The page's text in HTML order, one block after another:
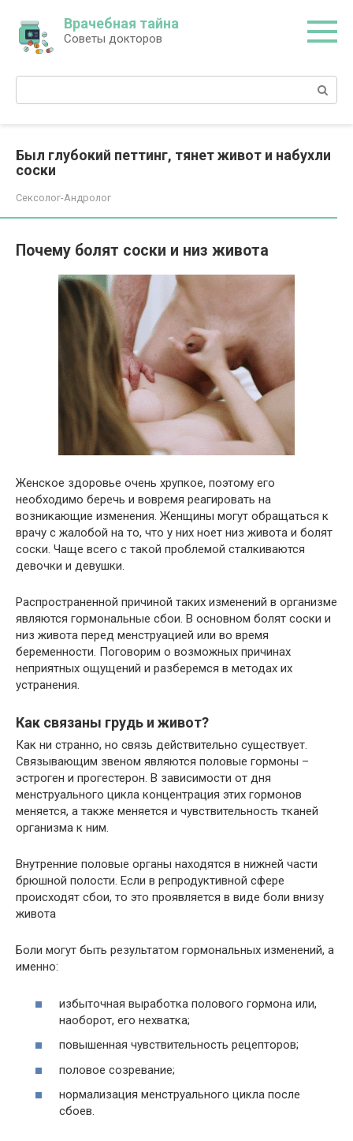
контенту
Врачебная тайна
Советы докторов
Поиск:
Был глубокий петтинг, тянет живот и набухли
соски
Сексолог-Андролог
Почему болят соски и низ живота
Женское здоровье очень хрупкое, поэтому его
необходимо беречь и вовремя реагировать на
возникающие изменения. Женщины могут обращаться к
врачу с жалобой на то, что у них ноет низ живота и болят
соски. Чаще всего с такой проблемой сталкиваются
девочки и девушки.
Распространенной причиной таких изменений в организме
являются гормональные сбои. В основном болят соски и
низ живота перед менструацией или во время
беременности. Поговорим о возможных причинах
неприятных ощущений и разберемся в методах их
устранения.
Как связаны грудь и живот?
Как ни странно, но связь действительно существует.
Связывающим звеном являются половые гормоны –
эстроген и прогестерон. В зависимости от дня
менструального цикла концентрация этих гормонов
меняется, а также меняется и чувствительность тканей
организма к ним.
Внутренние половые органы находятся в нижней части
брюшной полости. Если в репродуктивной сфере
происходят сбои, то это проявляется в виде боли внизу
живота
Боли могут быть результатом гормональных изменений, а
именно:
избыточная выработка полового гормона или,
наоборот, его нехватка;
повышенная чувствительность рецепторов;
половое созревание;
нормализация менструального цикла после
сбоев.